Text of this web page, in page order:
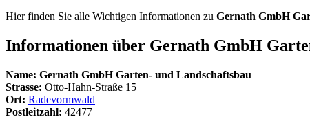
Hier finden Sie alle Wichtigen Informationen zu Gernath GmbH
Informationen über Gernath GmbH
Name: Gernath GmbH Garten- und Landschaftsbau
Strasse: Otto-Hahn-Straße 15
Ort: Radevormwald
Postleitzahl: 42477